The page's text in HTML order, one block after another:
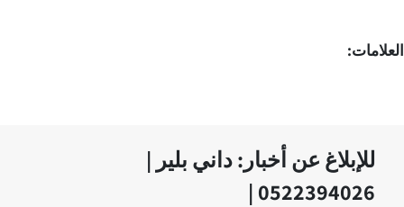
العلامات:
للإبلاغ عن أخبار: داني بلير |
0522394026 |